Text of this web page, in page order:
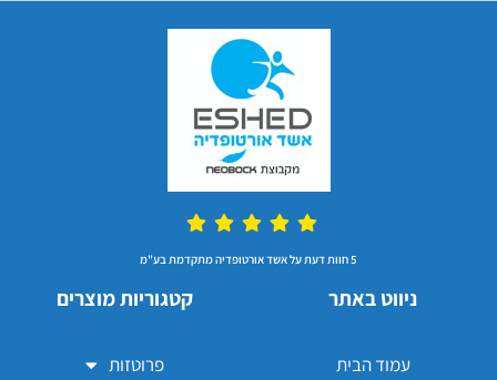
5 חוות דעת על אשד אורטופדיה מתקדמת בע"מ
ניווט באתר
עמוד הבית
קטגוריות מוצרים
פרוטזות